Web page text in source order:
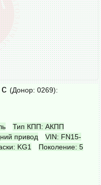
(Донор: 0269):
Тип КПП: АКПП
привод
VIN: FN15-
KG1 Поколение: 5